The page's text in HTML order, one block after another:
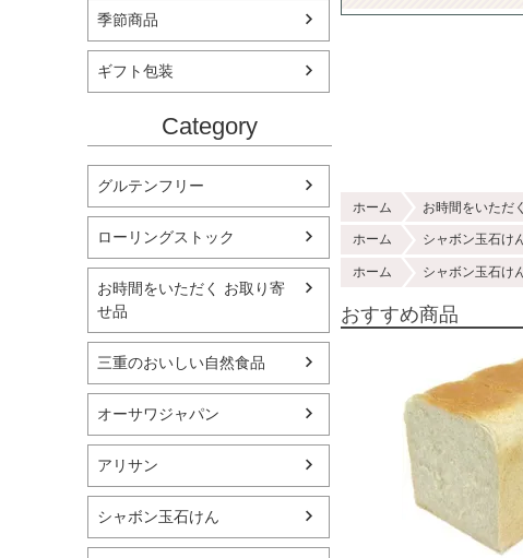
季節商品
ギフト包装
Category
グルテンフリー
ローリングストック
お時間をいただく お取り寄
せ品
三重のおいしい自然食品
オーサワジャパン
アリサン
シャボン玉石けん
ホーム お時間をいただ
ホーム シャボン玉石け
ホーム シャボン玉石け
おすすめ商品